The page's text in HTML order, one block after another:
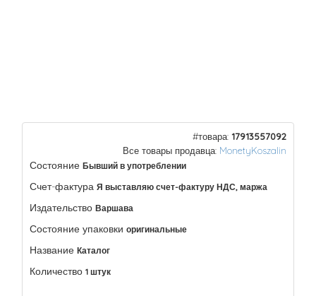
#товара: 17913557092
Все товары продавца: MonetyKoszalin
Состояние Бывший в употреблении
Счет-фактура Я выставляю счет-фактуру НДС, маржа
Издательство Варшава
Состояние упаковки оригинальные
Название Каталог
Количество 1 штук